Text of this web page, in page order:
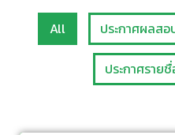
All ประกาศผลสอ
ประกาศราย